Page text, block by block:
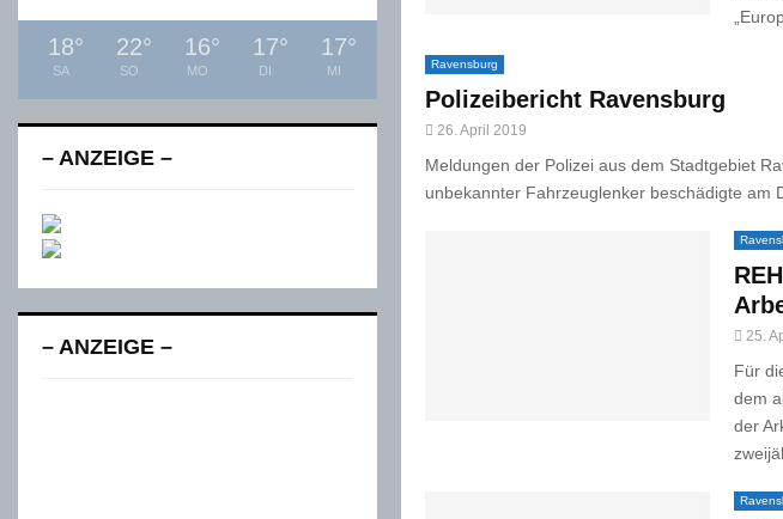
Ravensburg
Polizeibericht Ravensburg
26. April 2019
Meldungen der Polizei aus dem Stadtgebiet
unbekannter Fahrzeuglenker beschädigte am
25.
Für
dem
der
18°
SA
22°
SO
16°
MO
17°
DI
17°
MI
– ANZEIGE –
– ANZEIGE –